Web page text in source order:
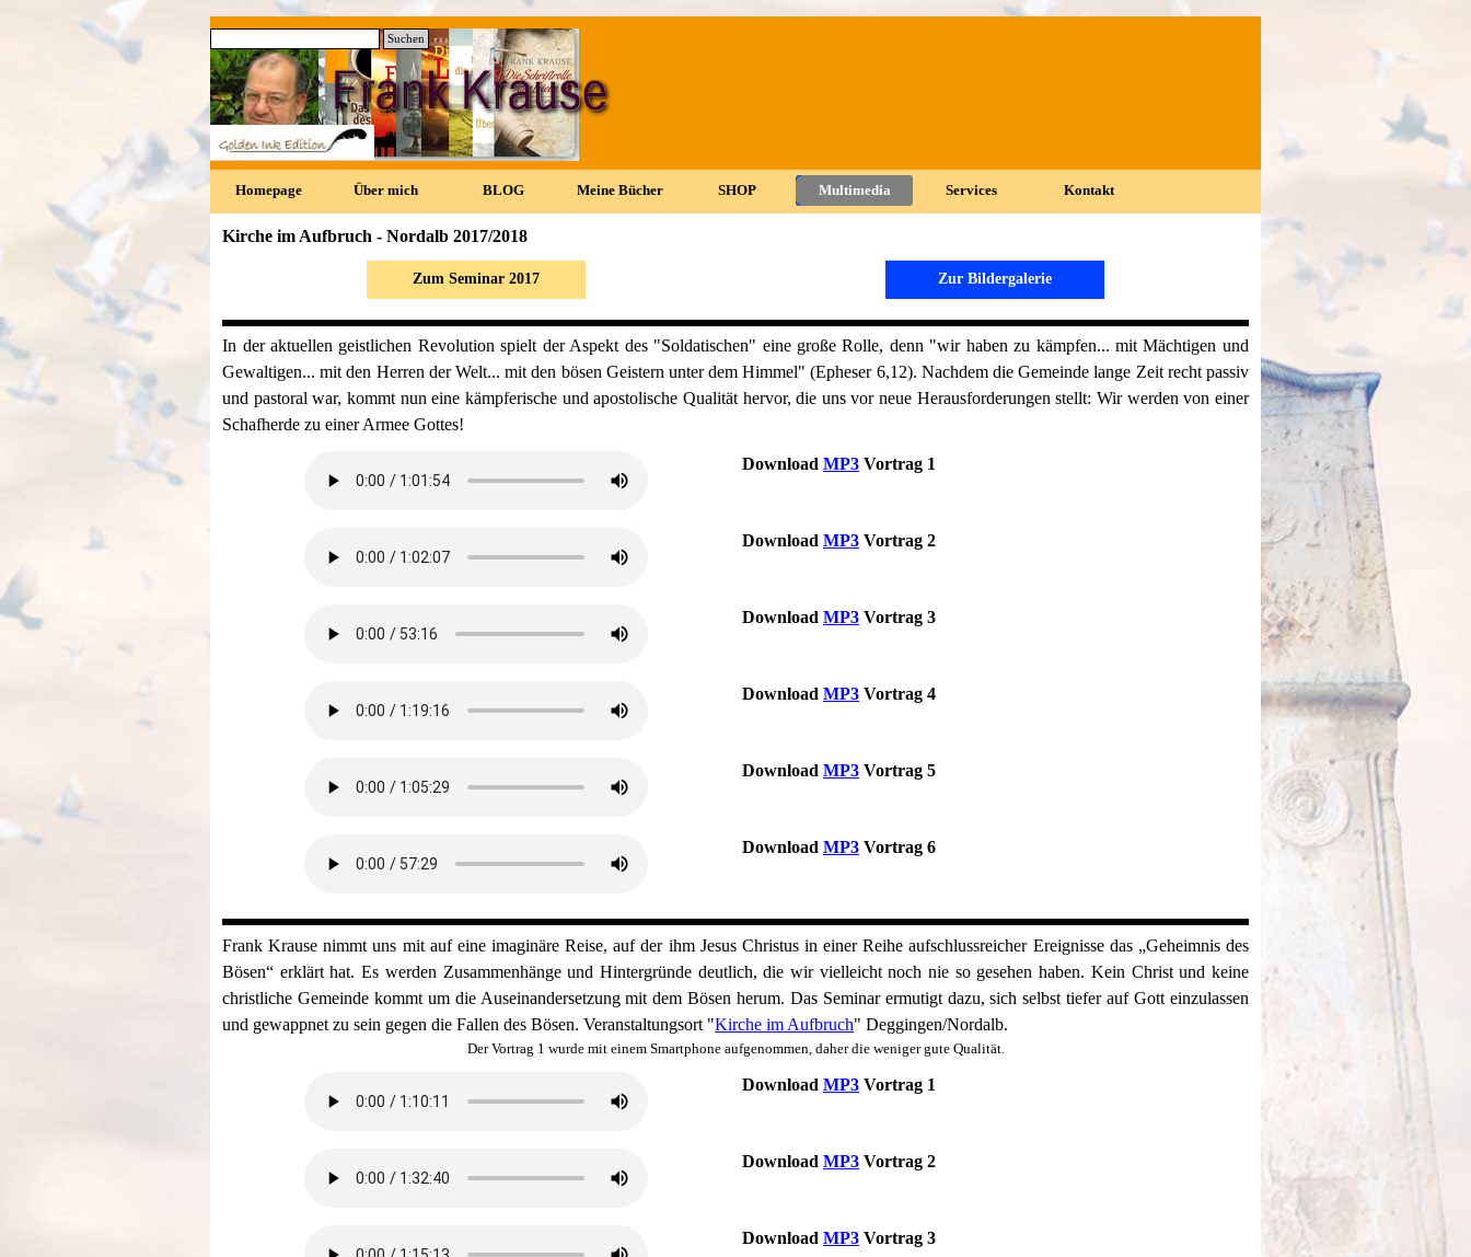
Direkt zum Seiteninhalt
Suchen
0
Menü überspringen
Homepage Über mich ▼
BLOG ▼
Meine Bücher ▼
SHOP ▼
Multimedia ▼
Services ▼
Kontakt
Kirche im Aufbruch - Nordalb 2017/2018
Zum Seminar 2017 Zur Bildergalerie
In der aktuellen geistlichen Revolution spielt der Aspekt des "Soldatischen" eine große Rolle, denn "wir haben zu kämpfen... mit Mächtigen und
Gewaltigen... mit den Herren der Welt... mit den bösen Geistern unter demHimmel" (Epheser 6,12). Nachdem die Gemeinde lange Zeit recht passiv
und pastoral war, kommt nun eine kämpferische und apostolische Qualität hervor, die unsvor neue Herausforderungen stellt: Wir werden von einer
Schafherde zu einer Armee Gottes!
Download MP3 Vortrag 1
Download MP3 Vortrag 2
Download MP3 Vortrag 3
Download MP3 Vortrag 4
Download MP3 Vortrag 5
Download MP3 Vortrag 6
Frank Krause nimmt uns mit auf eine imaginäre Reise, auf der ihm Jesus Christus in einer Reihe aufschlussreicher Ereignisse das „Geheimnis des
Bösen“ erklärt hat. Es werden Zusammenhänge und Hintergründe deutlich, die wir vielleicht noch nie so gesehen haben. Kein Christ und keine
christliche Gemeinde kommt um die Auseinandersetzung mit dem Bösen herum. Das Seminar ermutigt dazu, sich selbst tiefer auf Gott einzulassen
und gewappnet zu sein gegen die Fallen des Bösen. Veranstaltungsort "Kirche im Aufbruch" Deggingen/Nordalb.
Der Vortrag 1 wurde mit einem Smartphone aufgenommen, daher die weniger gute Qualität.
Download MP3 Vortrag 1
Download MP3 Vortrag 2
Download MP3 Vortrag 3